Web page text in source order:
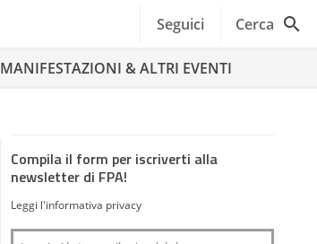
Seguici Cerca
MANIFESTAZIONI & ALTRI EVENTI
Compila il form per iscriverti alla
newsletter di FPA!
Leggi l'informativa privacy